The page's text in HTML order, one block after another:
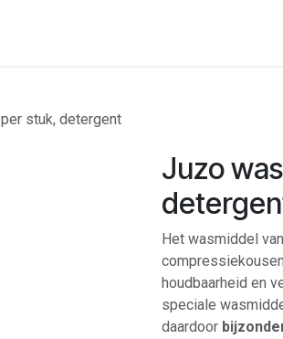
stuk, detergent
Juzo
Het wasmiddel
houdbaarheid en
speciale
daardoor